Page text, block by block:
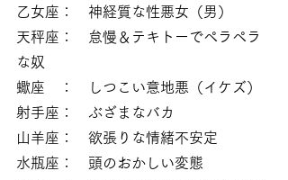
乙女座：　神経質な性悪女（男）
天秤座：　怠慢＆テキトーでペラペラ
な奴
蠍座　：　しつこい意地悪（イケズ）
射手座：　ぶざまなバカ
山羊座：　欲張りな情緒不安定
水瓶座：　頭のおかしい変態